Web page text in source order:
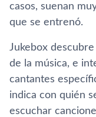
casos, suenan
que se entrenó.
Jukebox
de la música, e
cantantes
indica con quién
escuchar